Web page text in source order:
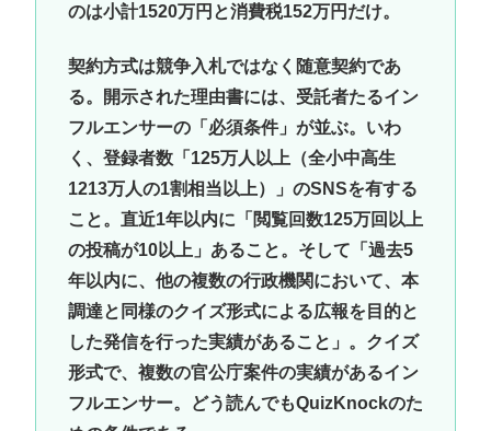
のは小計1520万円と消費税152万円だけ。
契約方式は競争入札ではなく随意契約であ
る。開示された理由書には、受託者たるイン
フルエンサーの「必須条件」が並ぶ。いわ
く、登録者数「125万人以上（全小中高生
1213万人の1割相当以上）」のSNSを有する
こと。直近1年以内に「閲覧回数125万回以上
の投稿が10以上」あること。そして「過去5
年以内に、他の複数の行政機関において、本
調達と同様のクイズ形式による広報を目的と
した発信を行った実績があること」。クイズ
形式で、複数の官公庁案件の実績があるイン
フルエンサー。どう読んでもQuizKnockのた